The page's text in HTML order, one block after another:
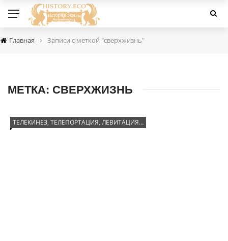
Главная › Записи с меткой "сверхжизнь"
МЕТКА: СВЕРХЖИЗНЬ
ТЕЛЕКИНЕЗ, ТЕЛЕПОРТАЦИЯ, ЛЕВИТАЦИЯ…